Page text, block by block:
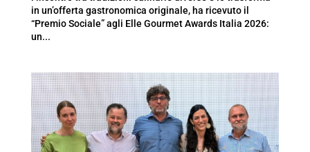
in un’offerta gastronomica originale, ha ricevuto il
“Premio Sociale” agli Elle Gourmet Awards Italia 2026:
un...